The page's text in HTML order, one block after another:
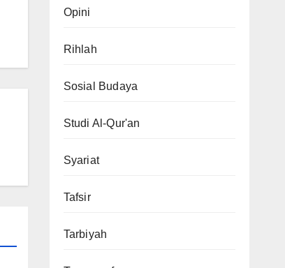
Opini
Rihlah
Sosial Budaya
Studi Al-Qur'an
Syariat
Tafsir
Tarbiyah